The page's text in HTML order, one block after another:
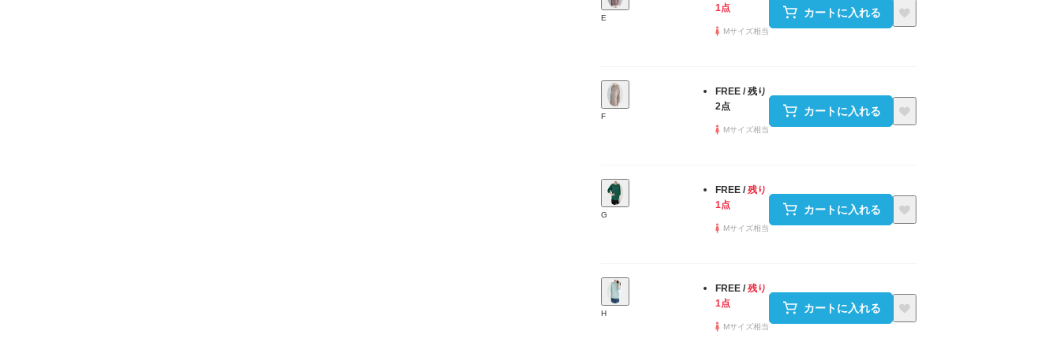
E
1点
Mサイズ相当
カートに入れる
F
FREE /残り
2点
Mサイズ相当
カートに入れる
G
FREE /残り
1点
Mサイズ相当
カートに入れる
H
FREE /残り
1点
Mサイズ相当
カートに入れる